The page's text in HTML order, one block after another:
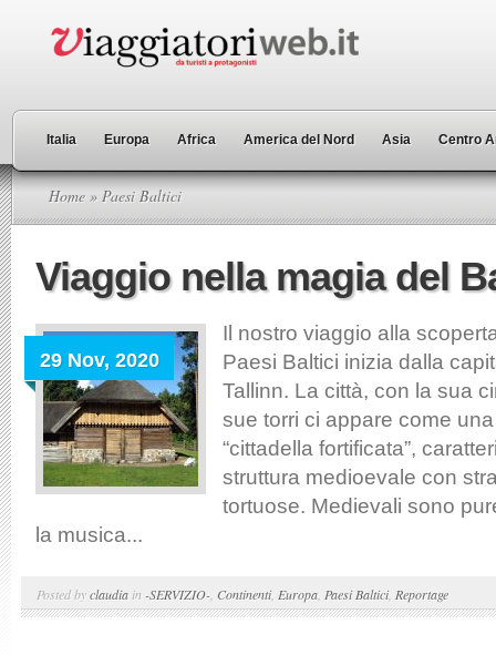
Italia Europa Africa America del Nord Asia Centro
Home » Paesi Baltici
Viaggio nella magia del
29 Nov, 2020
Il nostro viaggio alla
Paesi Baltici inizia dalla
Tallinn. La città, con la sua
sue torri ci appare come
“cittadella fortificata”,
struttura medioevale con
tortuose. Medievali sono
la musica...
Posted byclaudia in -SERVIZIO- Continenti, Europa Paesi Baltici, Reportage